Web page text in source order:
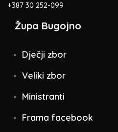
+387 30 252-099
Župa Bugojno
Dječji zbor
Veliki zbor
Ministranti
Frama facebook